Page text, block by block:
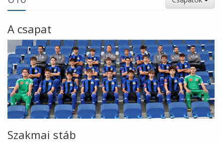
A csapat
Szakmai stáb